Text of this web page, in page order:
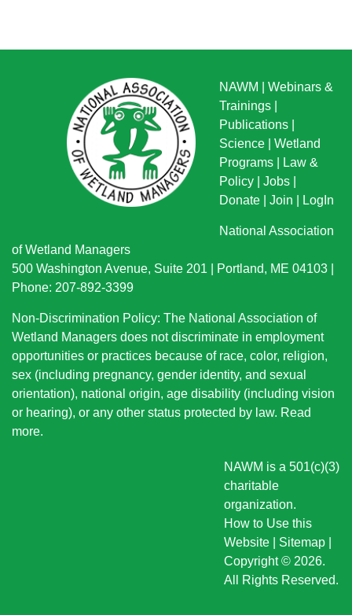
NAWM
Webinars &
Trainings
Publications
Science
Wetland
Programs
Law &
Policy
Jobs
Donate
Join LogIn
National Association
of Wetland Managers
500 Washington Avenue, Suite 201 | Portland, ME 04103 |
Phone: 207-892-3399
Non-Discrimination Policy: The National Association of
Wetland Managers does not discriminate in employment
opportunities or practices because of race, color, religion,
sex (including pregnancy, gender identity, and sexual
orientation), national origin, age disability (including vision
or hearing), or any other status protected by law. Read
more.
NAWM is a 501(c)(3)
charitable
organization.
How to Use this
Website
Sitemap
Copyright © 2026.
All Rights Reserved.